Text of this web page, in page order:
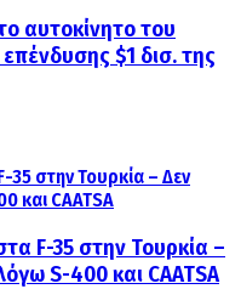
αυτοκίνητο του
$1 δισ. της
F-35 στην Τουρκία –
S-400 και CAATSA